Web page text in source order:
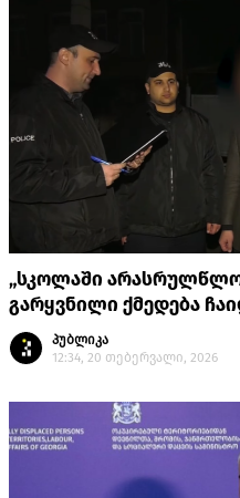
„სკოლაში
გარყვნილი ქმედება
პუბლიკა
12:34, 20 თებერვალი, 2026